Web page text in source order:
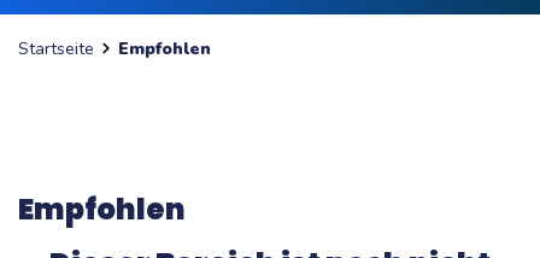
Startseite Empfohlen
Empfohlen